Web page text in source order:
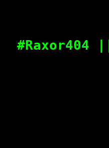
#Raxor404